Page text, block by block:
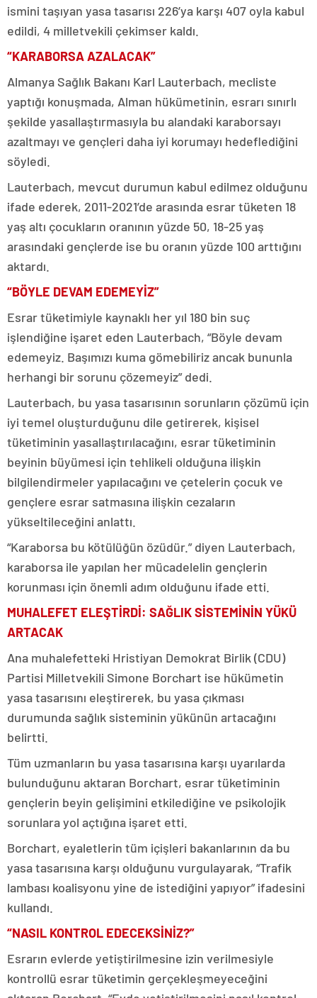
ismini taşıyan yasa tasarısı 226’ya karşı 407 oyla kabul
edildi, 4 milletvekili çekimser kaldı.
“KARABORSA AZALACAK”
Almanya Sağlık Bakanı Karl Lauterbach, mecliste
yaptığı konuşmada, Alman hükümetinin, esrarı sınırlı
şekilde yasallaştırmasıyla bu alandaki karaborsayı
azaltmayı ve gençleri daha iyi korumayı hedeflediğini
söyledi.
Lauterbach, mevcut durumun kabul edilmez olduğunu
ifade ederek, 2011-2021’de arasında esrar tüketen 18
yaş altı çocukların oranının yüzde 50, 18-25 yaş
arasındaki gençlerde ise bu oranın yüzde 100 arttığını
aktardı.
“BÖYLE DEVAM EDEMEYİZ”
Esrar tüketimiyle kaynaklı her yıl 180 bin suç
işlendiğine işaret eden Lauterbach, “Böyle devam
edemeyiz. Başımızı kuma gömebiliriz ancak bununla
herhangi bir sorunu çözemeyiz” dedi.
Lauterbach, bu yasa tasarısının sorunların çözümü için
iyi temel oluşturduğunu dile getirerek, kişisel
tüketiminin yasallaştırılacağını, esrar tüketiminin
beyinin büyümesi için tehlikeli olduğuna ilişkin
bilgilendirmeler yapılacağını ve çetelerin çocuk ve
gençlere esrar satmasına ilişkin cezaların
yükseltileceğini anlattı.
“Karaborsa bu kötülüğün özüdür.” diyen Lauterbach,
karaborsa ile yapılan her mücadelelin gençlerin
korunması için önemli adım olduğunu ifade etti.
MUHALEFET ELEŞTİRDİ: SAĞLIK SİSTEMİNİN YÜKÜ
ARTACAK
Ana muhalefetteki Hristiyan Demokrat Birlik (CDU)
Partisi Milletvekili Simone Borchart ise hükümetin
yasa tasarısını eleştirerek, bu yasa çıkması
durumunda sağlık sisteminin yükünün artacağını
belirtti.
Tüm uzmanların bu yasa tasarısına karşı uyarılarda
bulunduğunu aktaran Borchart, esrar tüketiminin
gençlerin beyin gelişimini etkilediğine ve psikolojik
sorunlara yol açtığına işaret etti.
Borchart, eyaletlerin tüm içişleri bakanlarının da bu
yasa tasarısına karşı olduğunu vurgulayarak, “Trafik
lambası koalisyonu yine de istediğini yapıyor” ifadesini
kullandı.
“NASIL KONTROL EDECEKSİNİZ?”
Esrarın evlerde yetiştirilmesine izin verilmesiyle
kontrollü esrar tüketimin gerçekleşmeyeceğini